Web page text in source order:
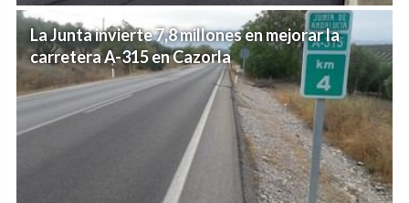
La Junta invierte 7,8 millones en mejorar la
carretera A-315 en Cazorla